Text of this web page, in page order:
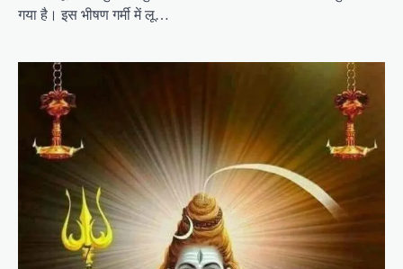
गया है। इस भीषण गर्मी में लू…